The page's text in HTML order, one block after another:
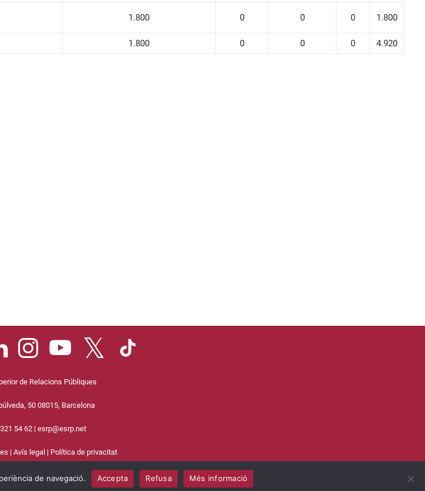
1.800 0 0 0 1.800
1.800 0 0 0 4.920
de Relacions Públiques
50 08015, Barcelona
54 62 | esrp@esrp.net
| Avís legal | Política de privacitat
© 2025 ESRPde navegació. Accepta Refusa Més informació